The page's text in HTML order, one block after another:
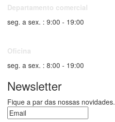
Departamento comercial
seg. a sex. : 9:00 - 19:00
Oficina
seg. a sex. : 8:00 - 19:00
Newsletter
Fique a par das nossas novidades.